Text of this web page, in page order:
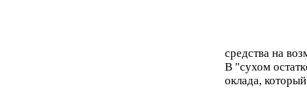
средства на
В "сухом
оклада,